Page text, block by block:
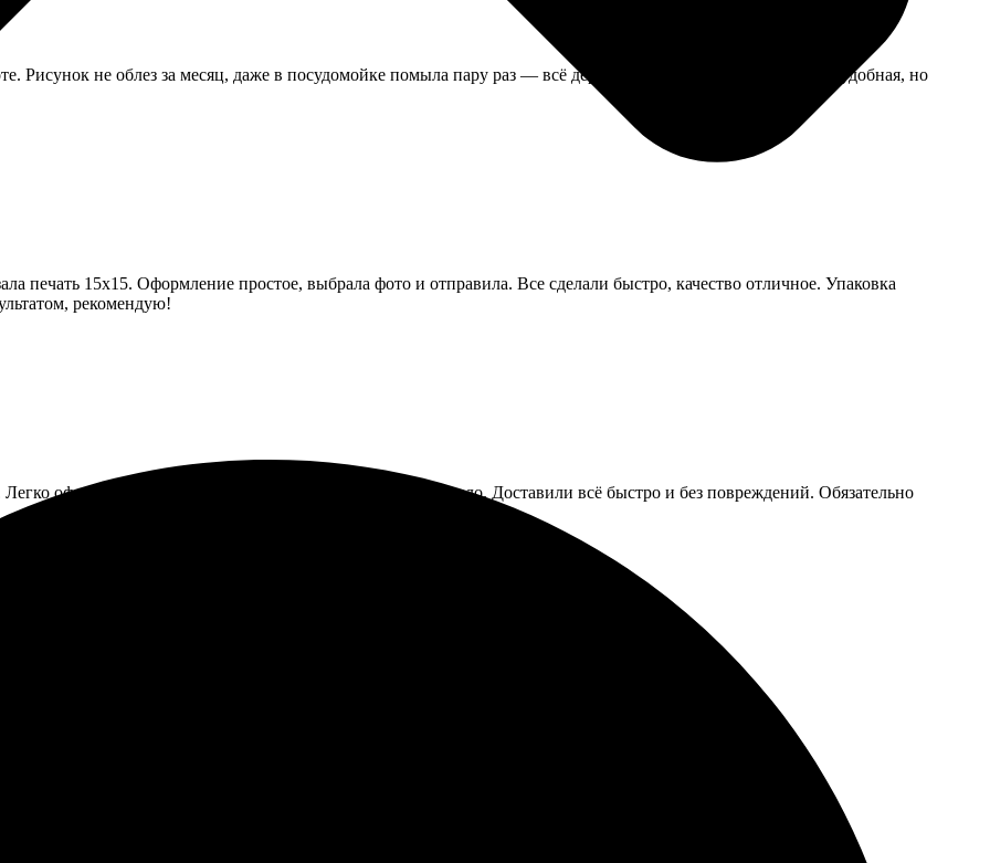
Рисунок не облез за месяц, даже в посудомойке помыла пару раз — всё держится. Только ручка немного неудобная, но
печать 15х15. Оформление простое, выбрала фото и отправила. Все сделали быстро, качество отличное. Упаковка
рекомендую!
оформляется заказ через сайт. Качество фото порадовало. Доставили всё быстро и без повреждений. Обязательно
пришло вовремя. Удобно оформлять заказы, рекомендую!